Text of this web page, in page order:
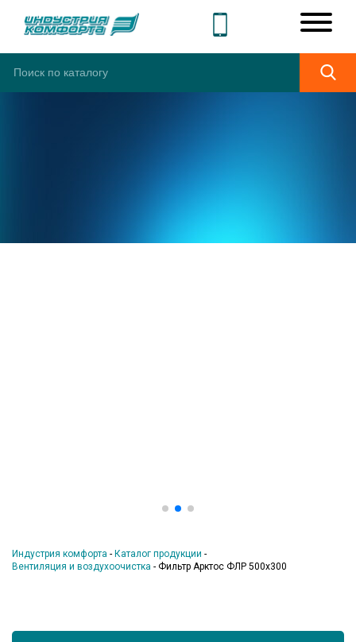
Индустрия комфорта - Каталог продукции -
Вентиляция и воздухоочистка - Фильтр Арктос ФЛР 500х300